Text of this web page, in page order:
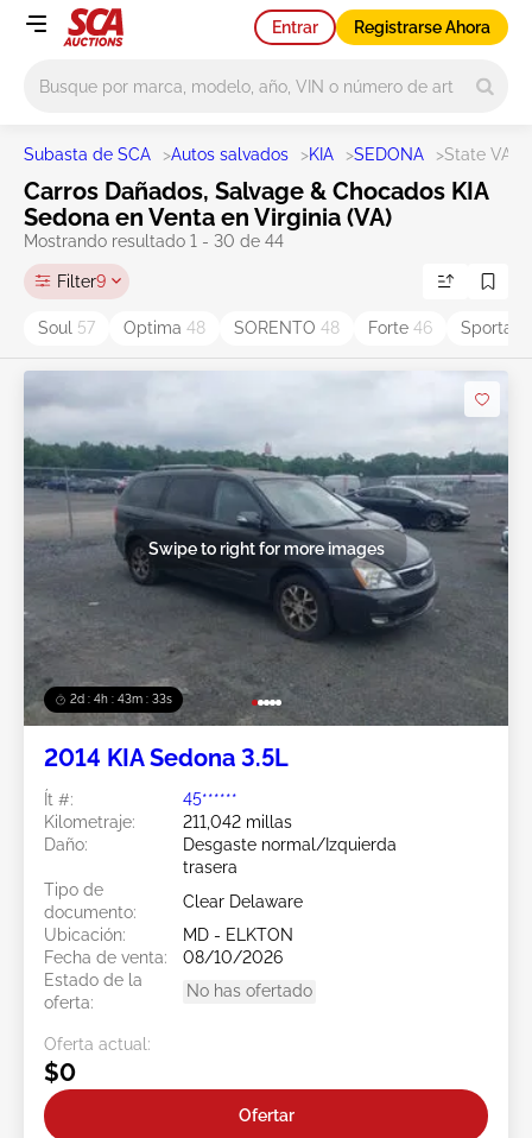
Entrar Registrarse Ahora
Subasta de SCA >Autos salvados >KIA >SEDONA >State VA
Carros Dañados, Salvage & Chocados KIA
Sedona en Venta en Virginia (VA)
Mostrando resultado 1 - 30 de 44
Filter9
Soul 57 Optima 48 SORENTO 48 Forte 46
2d : 4h : 43m : 30s
Swipe to right for more images
2014 KIA Sedona 3.5L
Ít #:
45******
Kilometraje:
211,042 millas
Daño:
Desgaste normal/Izquierda
trasera
Tipo de
documento:
Clear Delaware
Ubicación:
MD - ELKTON
Fecha de venta:
08/10/2026
Estado de la
oferta:
No has ofertado
Oferta actual:
$0
Ofertar